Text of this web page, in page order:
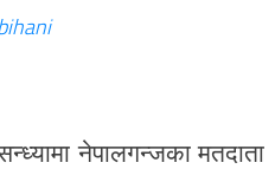
नेपालगन्जका मतदाता